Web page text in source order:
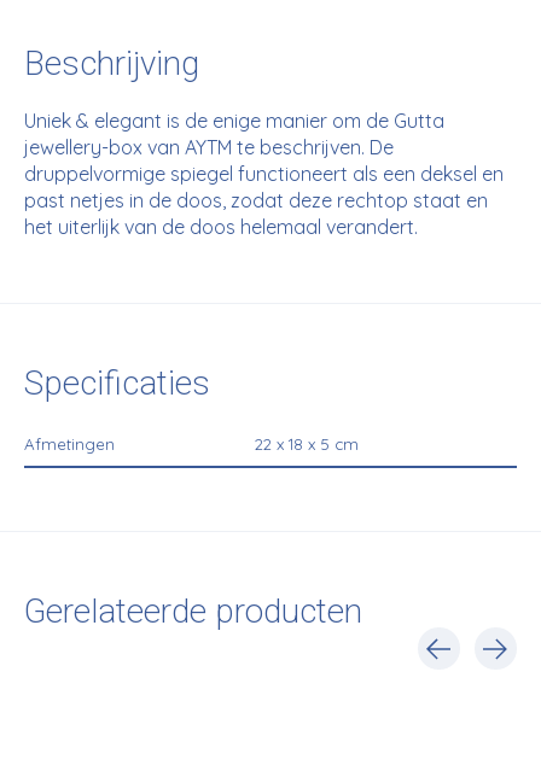
Beschrijving
Uniek & elegant is de enige manier om de Gutta
jewellery-box van AYTM te beschrijven. De
druppelvormige spiegel functioneert als een deksel en
past netjes in de doos, zodat deze rechtop staat en
het uiterlijk van de doos helemaal verandert.
Specificaties
Afmetingen 22 x 18 x 5 cm
Gerelateerde producten